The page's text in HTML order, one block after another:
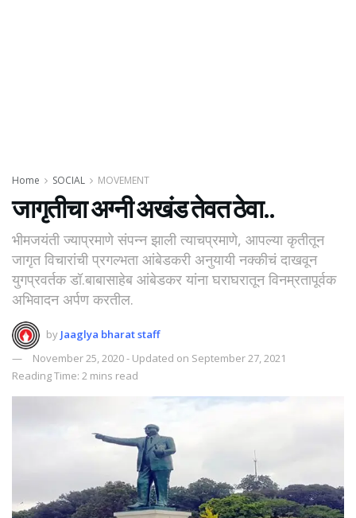
Home SOCIAL MOVEMENT
जागृतीचा अग्नी अखंड तेवत ठेवा..
भीमजयंती ज्याप्रमाणे संपन्न झाली त्याचप्रमाणे, आपल्या कृतीतून
जागृत विचारांची प्रगल्भता आंबेडकरी अनुयायी नक्कीचं दाखवून
युगप्रवर्तक डॉ.बाबासाहेब आंबेडकर यांना घराघरातून विनम्रतापूर्वक
अभिवादन अर्पण करतील.
by Jaaglya bharat staff
November 25, 2020 - Updated on September 27, 2021
Reading Time: 2 mins read